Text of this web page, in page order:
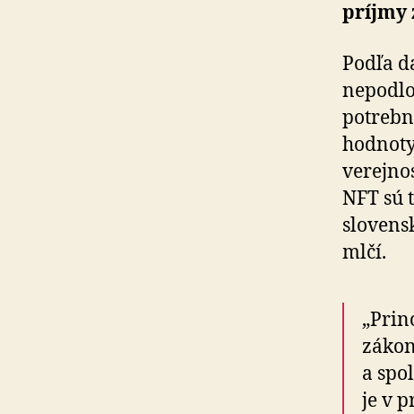
príjmy
Podľa
NFT sú
mlčí.
a
je v